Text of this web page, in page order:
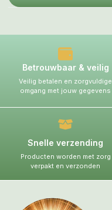
Betrouwbaar & veilig
Veilig betalen en zorgvuldige
omgang met jouw gegevens
Snelle verzending
Producten worden met zorg
verpakt en verzonden